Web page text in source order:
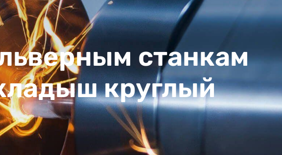
станкам
круглый